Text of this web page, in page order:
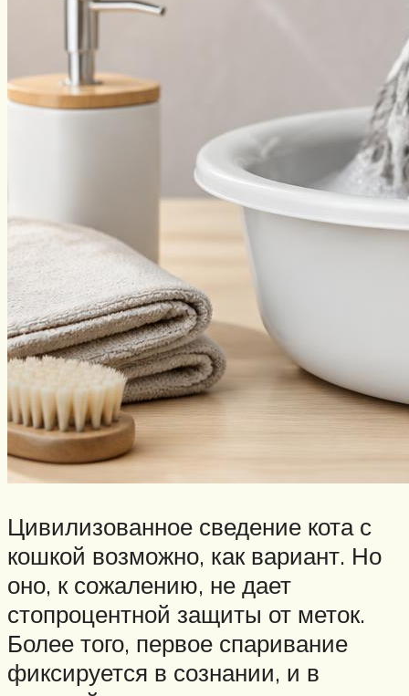
Цивилизованное сведение кота с
кошкой возможно, как вариант. Но
оно, к сожалению, не дает
стопроцентной защиты от меток.
Более того, первое спаривание
фиксируется в сознании, и в